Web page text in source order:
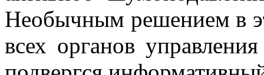
Необычным решением в
всех органов